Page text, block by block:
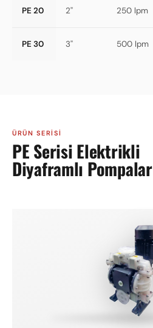
PE 20 2'' 250 lpm
PE 30 3'' 500 lpm
ÜRÜN SERISI
PE Serisi Elektrikli
Diyaframlı Pompalar